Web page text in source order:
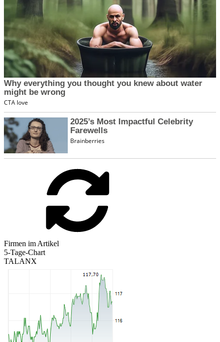
Firmen im Artikel
5-Tage-Chart
TALANX